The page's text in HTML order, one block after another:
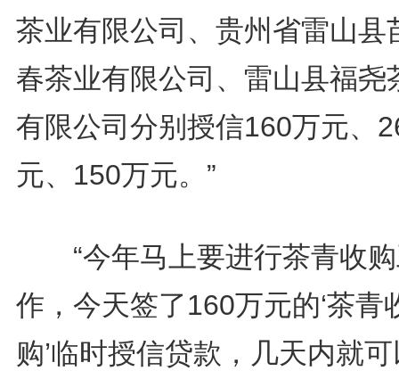
茶业有限公司、贵州省雷山县
春茶业有限公司、雷山县福尧
有限公司分别授信160万元、
元、150万元。”
“今年马上要进行茶青收
作，今天签了160万元的‘茶青
购’临时授信贷款，几天内就